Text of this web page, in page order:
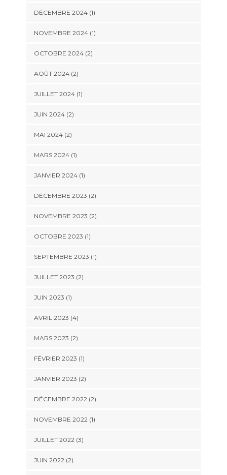
DÉCEMBRE 2024(1)
NOVEMBRE 2024(1)
OCTOBRE 2024(2)
AOÛT 2024(2)
JUILLET 2024(1)
JUIN 2024(2)
MAI 2024(2)
MARS 2024(1)
JANVIER 2024(1)
DÉCEMBRE 2023 (2)
NOVEMBRE 2023 (2)
OCTOBRE 2023 (1)
SEPTEMBRE 2023 (1)
JUILLET 2023 (2)
JUIN 2023 (1)
AVRIL 2023 (4)
MARS 2023 (2)
FÉVRIER 2023 (1)
JANVIER 2023 (2)
DÉCEMBRE 2022(2)
NOVEMBRE 2022(1)
JUILLET 2022(3)
JUIN 2022(2)